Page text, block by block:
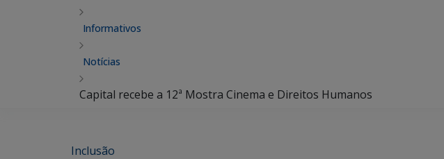
Informativos
Notícias
Capital recebe a 12ª Mostra Cinema e Direitos Humanos
Inclusão